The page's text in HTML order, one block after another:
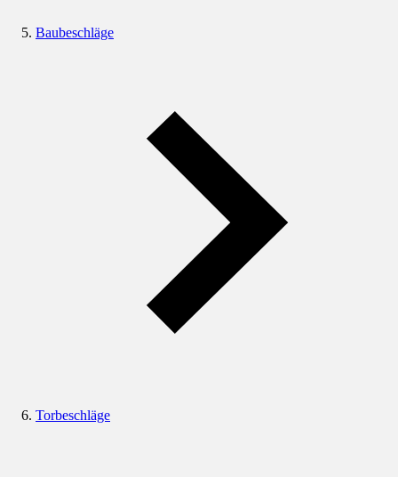
Baubeschläge
Torbeschläge